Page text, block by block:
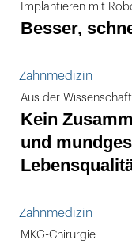
Implantieren mit
Besser,
Zahnmedizin
Aus der Wissenschaft
Kein
und
Zahnmedizin
MKG-Chirurgie